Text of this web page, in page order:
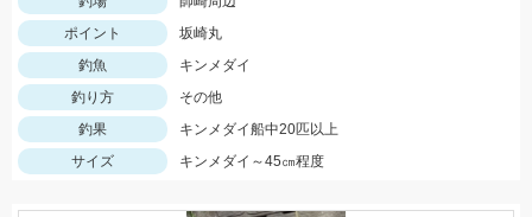
ポイント
坂崎丸
釣魚
キンメダイ
釣り方
その他
釣果
キンメダイ船中20匹以上
サイズ
キンメダイ～45㎝程度